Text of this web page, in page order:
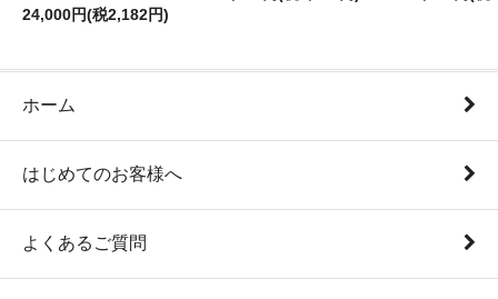
24,000円(税2,182円)
ホーム
はじめてのお客様へ
よくあるご質問